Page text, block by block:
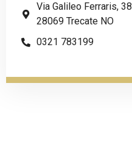
Via Galileo Ferraris, 38
28069 Trecate NO
0321 783199